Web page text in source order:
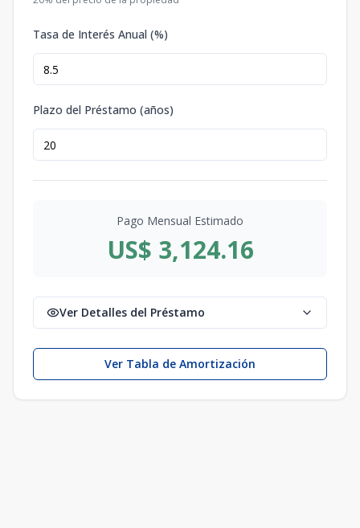
Tasa de Interés Anual (%)
Plazo del Préstamo (años)
Pago Mensual Estimado
US$ 3,124.16
Ver Detalles del Préstamo
Ver Tabla de Amortización